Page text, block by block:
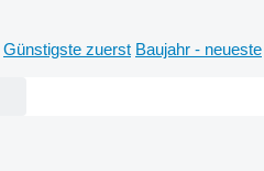
Günstigste zuerst Baujahr - neueste